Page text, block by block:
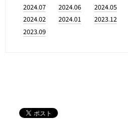
2024.07
2024.06 2024.05
2024.02
2024.01 2023.12
2023.09